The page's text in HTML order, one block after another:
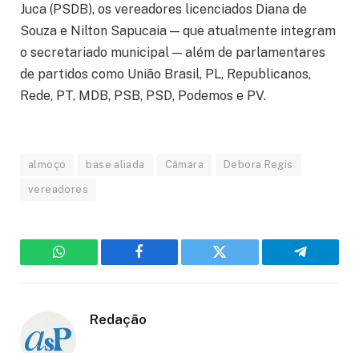
Juca (PSDB), os vereadores licenciados Diana de
Souza e Nilton Sapucaia — que atualmente integram
o secretariado municipal — além de parlamentares
de partidos como União Brasil, PL, Republicanos,
Rede, PT, MDB, PSB, PSD, Podemos e PV.
almoço base aliada Câmara Debora Regis
vereadores
WhatsApp Facebook Twitter Telegram
Redação